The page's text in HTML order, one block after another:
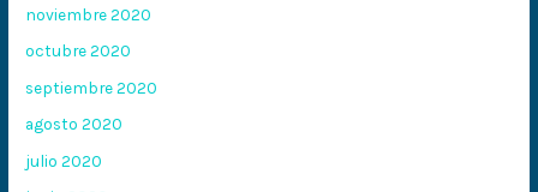
noviembre 2020
octubre 2020
septiembre 2020
agosto 2020
julio 2020